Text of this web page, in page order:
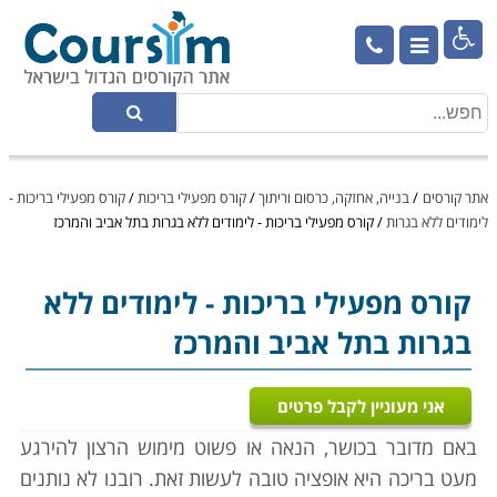

אתר קורסים /בנייה, אחזקה, כרסום וריתוך/קורס מפעילי בריכות/קורס מפעילי בריכות -
לימודים ללא בגרות/קורס מפעילי בריכות - לימודים ללא בגרות בתל אביב והמרכז
קורס מפעילי בריכות- לימודים ללא
בגרות בתל אביב והמרכז
אני מעוניין לקבל פרטים
באם מדובר בכושר, הנאה או פשוט מימוש הרצון להירגע
מעט בריכה היא אופציה טובה לעשות זאת. רובנו לא נותנים